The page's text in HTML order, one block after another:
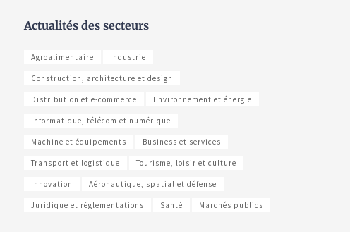
Actualités des secteurs
Agroalimentaire Industrie
Construction, architecture et design
Distribution et e-commerce Environnement et énergie
Informatique, télécom et numérique
Machine et équipements Business et services
Transport et logistique Tourisme, loisir et culture
Innovation Aéronautique, spatial et défense
Juridique et règlementations Santé Marchés publics